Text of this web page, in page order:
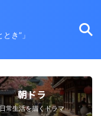
き”」
朝ドラ
日常生活を描くドラマ